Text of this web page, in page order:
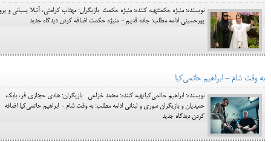
نویسنده: منیژه حکمتتهیه کننده: منیژه حکمت بازیگران: مهتاب کرامتی، آتیلا پسیانی و
پورحسینی ادامه مطلب: جاده قدیم - منیژه حکمت اضافه کردن دیدگاه جدید
به وقت شام - ابراهیم حاتمی‌کیا
نویسنده: ابراهیم حاتمی‌کیاتهیه کننده: محمد خزاعی بازیگران: هادی حجازی فر، بابک
حمیدیان و بازیگران سوری و لبنانی ادامه مطلب: به وقت شام - ابراهیم حاتمی‌کیا اضافه
کردن دیدگاه جدید